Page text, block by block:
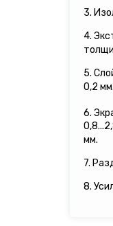
3.
4.
5.
0,2 мм.
6.
мм.
7.
8.